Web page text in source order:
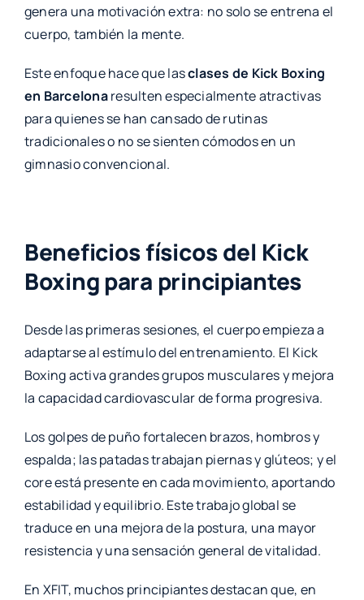
genera una motivación extra: no solo se entrena el
cuerpo, también la mente.
Este enfoque hace que lasclases de Kick Boxing
en Barcelonaresulten especialmente atractivas
para quienes se han cansado de rutinas
tradicionales o no se sienten cómodos en un
gimnasio convencional.
Beneficios físicos del Kick
Boxing para principiantes
Desde las primeras sesiones, el cuerpo empieza a
adaptarse al estímulo del entrenamiento. El Kick
Boxing activa grandes grupos musculares y mejora
la capacidad cardiovascular de forma progresiva.
Los golpes de puño fortalecen brazos, hombros y
espalda; las patadas trabajan piernas y glúteos; y el
core está presente en cada movimiento, aportando
estabilidad y equilibrio. Este trabajo global se
traduce en una mejora de la postura, una mayor
resistencia y una sensación general de vitalidad.
En XFIT, muchos principiantes destacan que, en